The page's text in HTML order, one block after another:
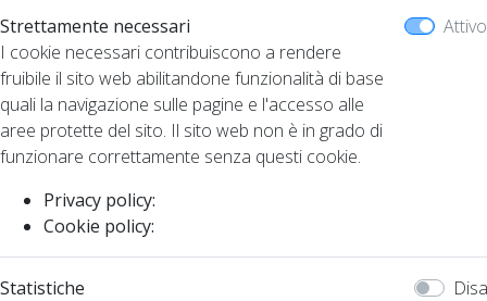
Strettamente necessari
I cookie necessari contribuiscono a rendere
fruibile il sito web abilitandone funzionalità di base
quali la navigazione sulle pagine e l'accesso alle
aree protette del sito. Il sito web non è in grado di
funzionare correttamente senza questi cookie.
Privacy policy:
Cookie policy:
Attivo
Statistiche